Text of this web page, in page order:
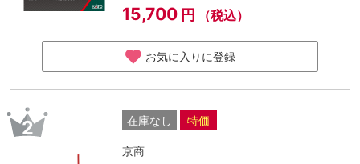
15,700 円 （税込）
お気に入りに登録
2 在庫なし 特価
京商